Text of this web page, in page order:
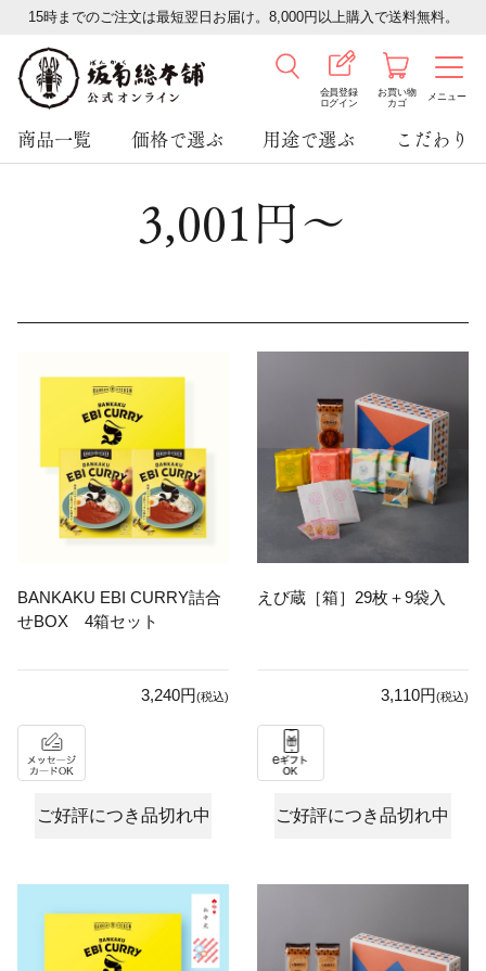
15時までのご注文は最短翌日お届け。8,000円以上購入で送料無料。
会員登録
ログイン
お買い物
カゴ
メニュー
商品一覧 価格で選ぶ 用途で選ぶ こだわり
3,001円～
BANKAKU EBI CURRY詰合
せBOX 4箱セット
3,240円(税込)
ご好評につき品切れ中
えび蔵［箱］29枚＋9袋入
3,110円(税込)
ご好評につき品切れ中